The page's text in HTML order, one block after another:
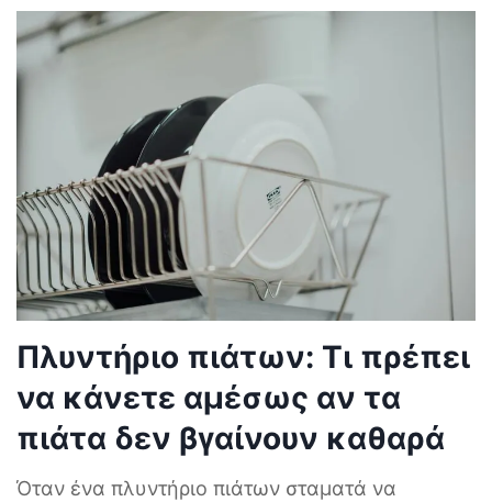
Πλυντήριο πιάτων: Τι πρέπει
να κάνετε αμέσως αν τα
πιάτα δεν βγαίνουν καθαρά
Όταν ένα πλυντήριο πιάτων σταματά να